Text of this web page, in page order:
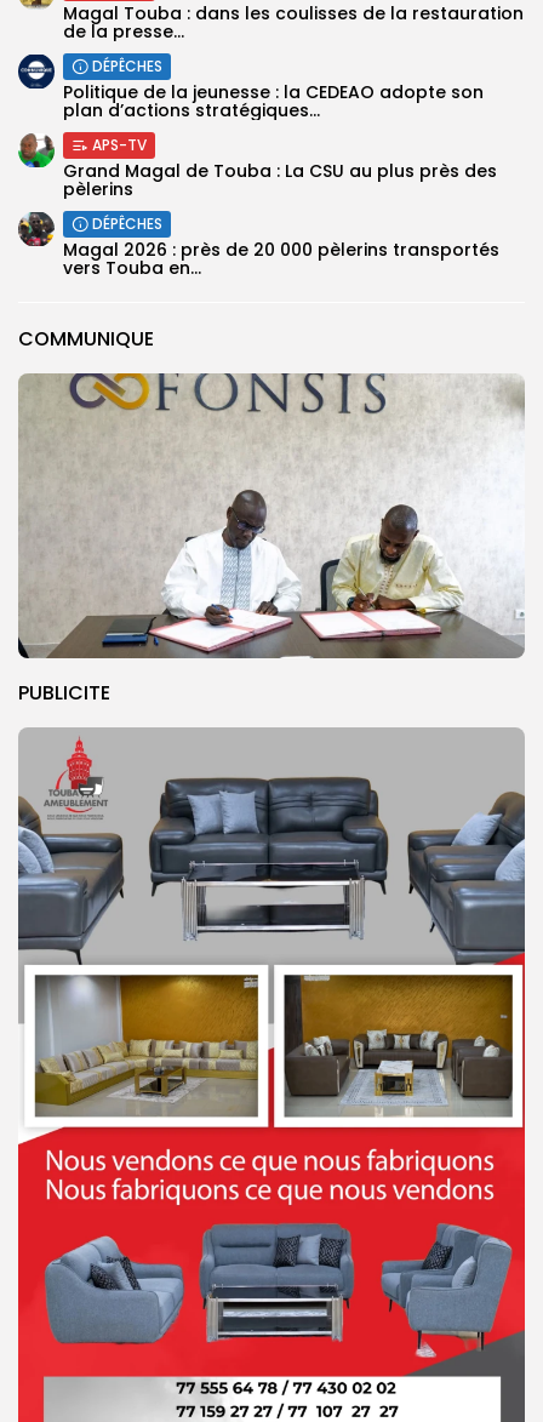
COMMUNIQUE
PUBLICITE
Magal Touba : dans les coulisses de la restauration
de la presse...
DÉPÊCHES
Politique de la jeunesse : la CEDEAO adopte son
plan d’actions stratégiques...
APS-TV
Grand Magal de Touba : La CSU au plus près des
pèlerins
DÉPÊCHES
Magal 2026 : près de 20 000 pèlerins transportés
vers Touba en...